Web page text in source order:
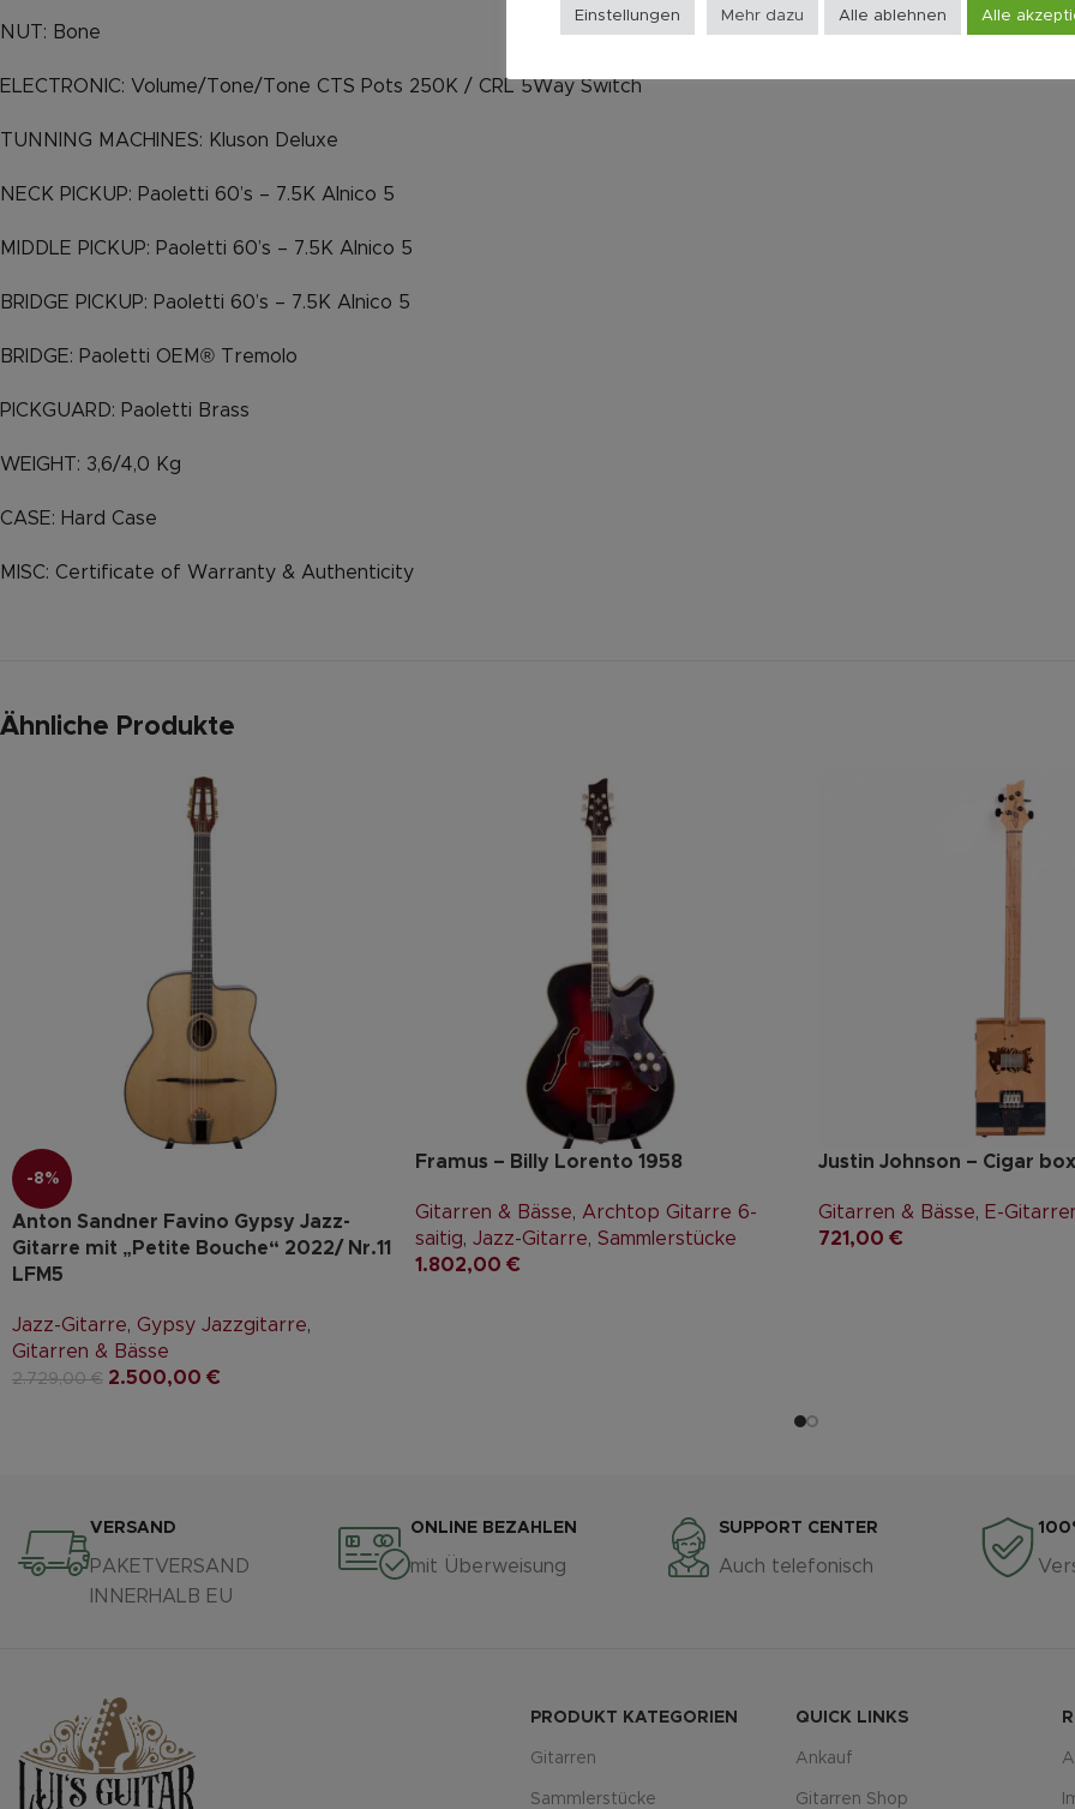
NUT: Bone
ELECTRONIC: Volume/Tone/Tone CTS Pots 250K / CRL 5Way Switch
TUNNING MACHINES: Kluson Deluxe
NECK PICKUP: Paoletti 60’s – 7.5K Alnico 5
MIDDLE PICKUP: Paoletti 60’s – 7.5K Alnico 5
BRIDGE PICKUP: Paoletti 60’s – 7.5K Alnico 5
BRIDGE: Paoletti OEM® Tremolo
PICKGUARD: Paoletti Brass
WEIGHT: 3,6/4,0 Kg
CASE: Hard Case
MISC: Certificate of Warranty & Authenticity
Ähnliche Produkte
-8%
Anton Sandner Favino Gypsy Jazz-
Gitarre mit „Petite Bouche“ 2022/ Nr.11
LFM5
Jazz-Gitarre, Gypsy Jazzgitarre,
Gitarren & Bässe
2.729,00€ 2.500,00 €
Framus – Billy Lorento 1958
Gitarren & Bässe, Archtop Gitarre 6-
saitig, Jazz-Gitarre, Sammlerstücke
1.802,00 €
Justin Johnson – Cigar
Gitarren & Bässe, E-
721,00 €
VERSAND
PAKETVERSAND
INNERHALB EU
ONLINE BEZAHLEN
mit Überweisung
SUPPORT CENTER
Auch telefonisch
PRODUKT KATEGORIEN
Gitarren
Sammlerstücke
QUICK LINKS
Ankauf
Gitarren Shop
Einstellungen Mehr dazu Alle ablehnen Alle